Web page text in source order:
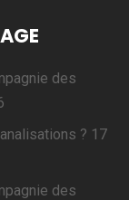
des
? 17
des